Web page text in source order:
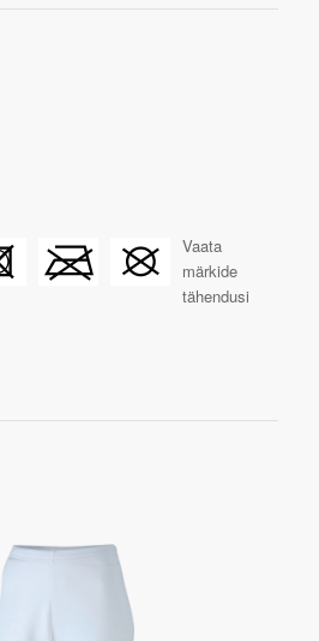
Vaata
märkide
tähendusi